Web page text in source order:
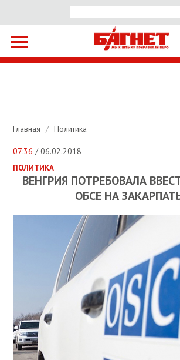
Главная / Политика
07:36 / 06.02.2018
ПОЛИТИКА
ВЕНГРИЯ ПОТРЕБОВАЛА
ОБСЕ НА